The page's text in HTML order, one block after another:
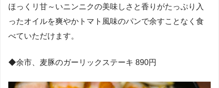
ほっくリ甘～いニンニクの美味しさと香りがたっぷり入
ったオイルを爽やかトマト風味のパンで余すことなく食
べていただけます。
◆余市、麦豚のガーリックステーキ 890円